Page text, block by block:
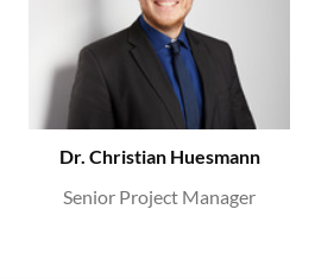
Dr. Christian Huesmann
Senior Project Manager